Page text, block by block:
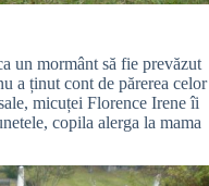
un mormânt să fie prevăzut
a ținut cont de părerea celor
micuței Florence Irene îi
copila alerga la mama